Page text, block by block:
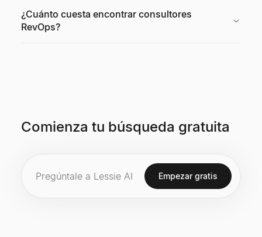
¿Cuánto cuesta encontrar consultores
RevOps?
Comienza tu búsqueda gratuita
Empezar gratis